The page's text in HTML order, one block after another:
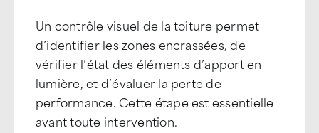
Un contrôle visuel de la toiture permet
d’identifier les zones encrassées, de
vérifier l’état des éléments d’apport en
lumière, et d’évaluer la perte de
performance. Cette étape est essentielle
avant toute intervention.